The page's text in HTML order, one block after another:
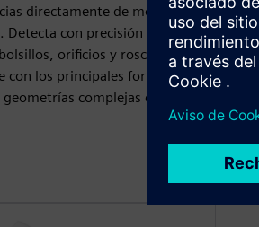
directamente de modelos
Detecta con precisión
orificios y roscas, a la
con los principales formatos
complejas con